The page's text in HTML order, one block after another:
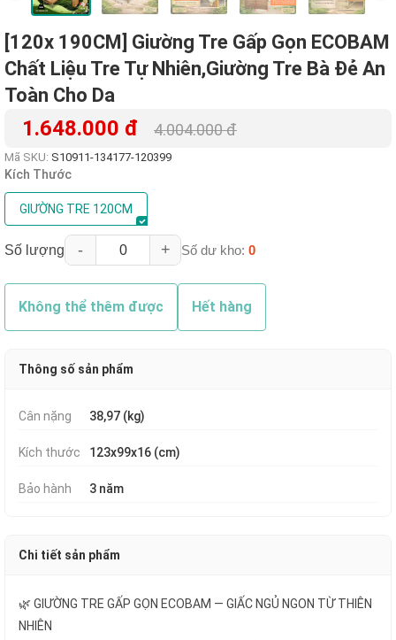
[120x 190CM] Giường Tre Gấp Gọn ECOBAM
Chất Liệu Tre Tự Nhiên,Giường Tre Bà Đẻ An
Toàn Cho Da
1.648.000 đ 4.004.000 đ
Mã SKU: S10911-134177-120399
Kích Thước
GIƯỜNG TRE 120CM
Số lượng - + Số dư kho: 0
Không thể thêm được Hết hàng
Thông số sản phẩm
Cân nặng 38,97 (kg)
Kích thước 123x99x16 (cm)
Bảo hành 3 năm
Chi tiết sản phẩm
🌿 GIƯỜNG TRE GẤP GỌN ECOBAM — GIẤC NGỦ NGON TỪ THIÊN
NHIÊN